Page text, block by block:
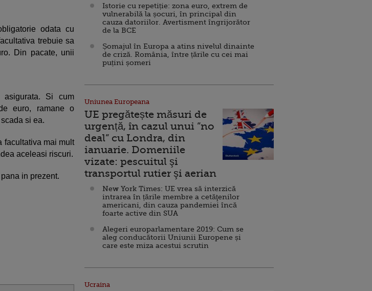
odata cu
trebuie sa
Din pacate, unii
Si cum
euro, ramane o
si ea.
facultativa mai mult
aceleasi riscuri.
in prezent.
Istorie cu repetiție: zona euro, extrem de
vulnerabilă la șocuri, în principal din
cauza datoriilor. Avertisment îngrijorător
de la BCE
Șomajul în Europa a atins nivelul dinainte
de criză. România, între țările cu cei mai
puțini șomeri
Uniunea Europeana
UE pregătește măsuri de
urgență, în cazul unui ”no
deal” cu Londra, din
ianuarie. Domeniile
vizate: pescuitul şi
transportul rutier şi aerian
New York Times: UE vrea să interzică
intrarea în țările membre a cetăţenilor
americani, din cauza pandemiei încă
foarte active din SUA
Alegeri europarlamentare 2019: Cum se
aleg conducătorii Uniunii Europene și
care este miza acestui scrutin
Ucraina